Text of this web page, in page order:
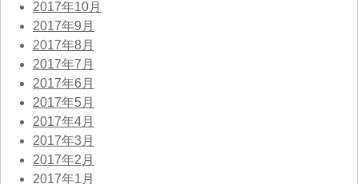
2017年10月
2017年9月
2017年8月
2017年7月
2017年6月
2017年5月
2017年4月
2017年3月
2017年2月
2017年1月